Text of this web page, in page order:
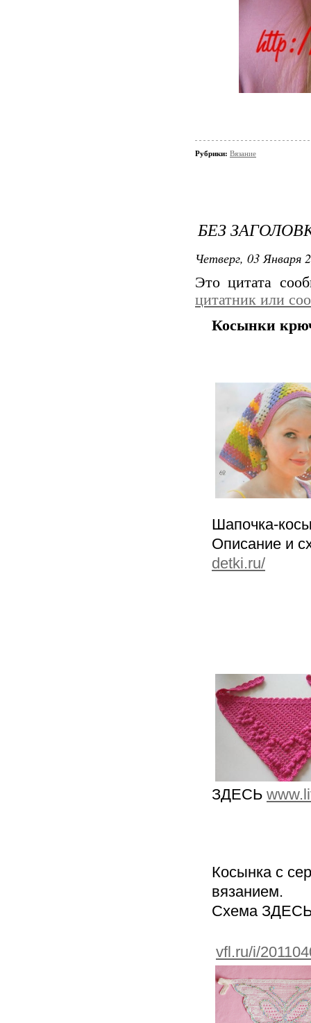
Рубрики: Вязание
БЕЗ
Четверг, 03 Января
Это цитата
цитатник или
Косынки
Шапочка-
Описание и
detki.ru/
ЗДЕСЬ
Косынка с
вязанием.
Схема
vfl.ru/i/